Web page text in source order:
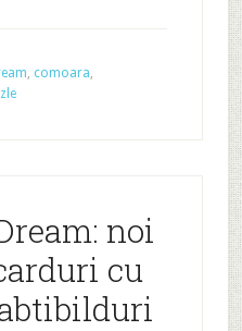
, comoara,
noi
cu